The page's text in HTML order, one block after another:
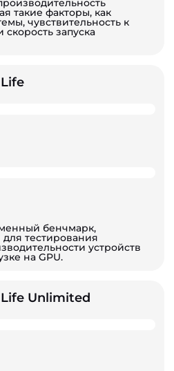
такие факторы, как
чувствительность к
запуска
бенчмарк,
тестирования
устройств
на GPU.
Unlimited